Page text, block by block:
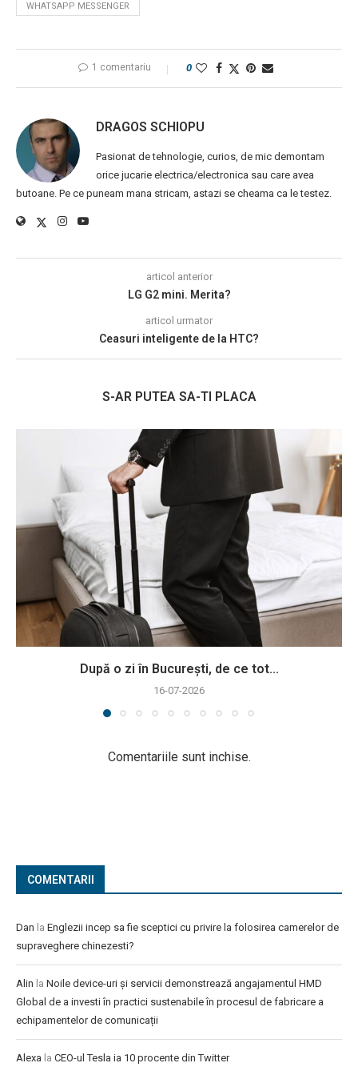
WHATSAPP MESSENGER
1 comentariu 0
DRAGOS SCHIOPU
Pasionat de tehnologie, curios, de mic demontam
orice jucarie electrica/electronica sau care avea
butoane. Pe ce puneam mana stricam, astazi se cheama ca le testez.
articol anterior
LG G2 mini. Merita?
articol urmator
Ceasuri inteligente de la HTC?
S-AR PUTEA SA-TI PLACA
După o zi în București, de ce tot...
16-07-2026
Comentariile sunt inchise.
COMENTARII
Dan la Englezii incep sa fie sceptici cu privire la folosirea camerelor de
supraveghere chinezesti?
Alin la Noile device-uri și servicii demonstrează angajamentul HMD
Global de a investi în practici sustenabile în procesul de fabricare a
echipamentelor de comunicații
Alexa la CEO-ul Tesla ia 10 procente din Twitter